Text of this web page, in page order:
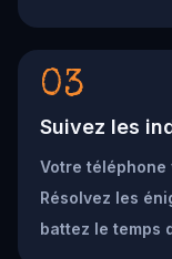
03
Suivez les
Votre téléphone
Résolvez les
battez le temps